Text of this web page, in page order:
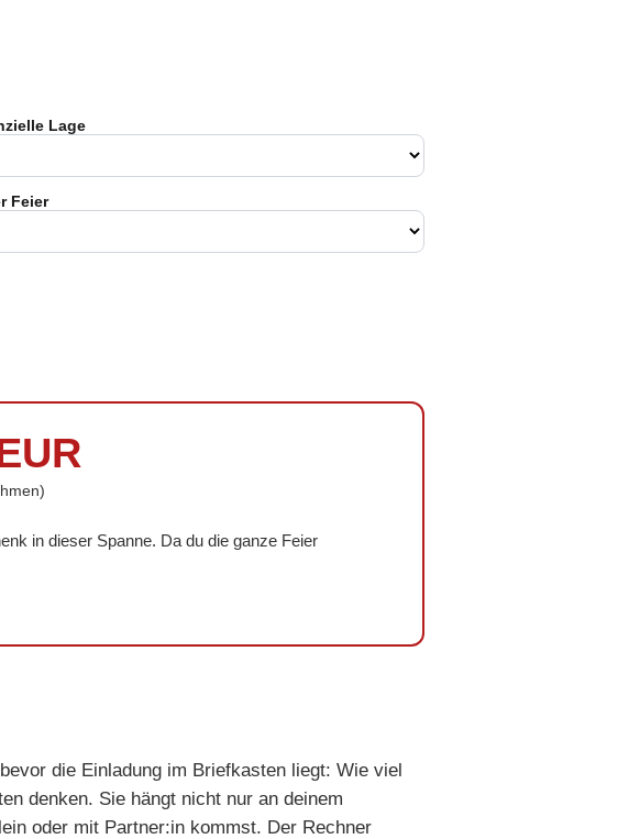
Lage
Feier
in dieser Spanne. Da du die ganze Feier
die Einladung im Briefkasten liegt: Wie viel
denken. Sie hängt nicht nur an deinem
oder mit Partner:in kommst. Der Rechner